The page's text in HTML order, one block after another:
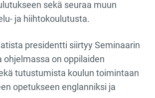
sekä seuraa muun
ja hiihtokoulutusta.
presidentti siirtyy Seminaarin
ohjelmassa on oppilaiden
tutustumista koulun toimintaan
opetukseen englanniksi ja